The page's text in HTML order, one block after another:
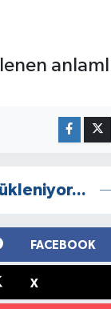
FACEBOOK
X